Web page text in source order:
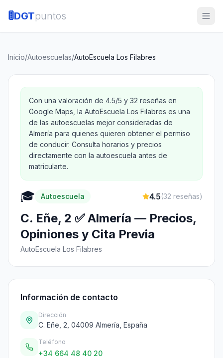
🚦DGTpuntos
Inicio/Autoescuelas/AutoEscuela Los Filabres
Con una valoración de 4.5/5 y 32 reseñas en
Google Maps, la AutoEscuela Los Filabres es una
de las autoescuelas mejor consideradas de
Almería para quienes quieren obtener el permiso
de conducir. Consulta horarios y precios
directamente con la autoescuela antes de
matricularte.
🎓 Autoescuela 4.5(32 reseñas)
C. Eñe, 2 ✅ Almería — Precios,
Opiniones y Cita Previa
AutoEscuela Los Filabres
Información de contacto
Dirección
C. Eñe, 2, 04009 Almería, España
Teléfono
+34 664 48 40 20